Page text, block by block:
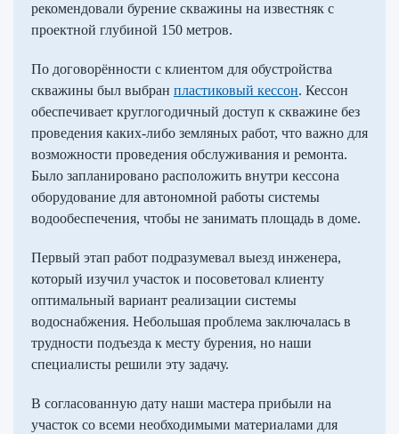
рекомендовали бурение скважины на известняк с
проектной глубиной 150 метров.
По договорённости с клиентом для обустройства
скважины был выбран пластиковый кессон. Кессон
обеспечивает круглогодичный доступ к скважине без
проведения каких-либо земляных работ, что важно для
возможности проведения обслуживания и ремонта.
Было запланировано расположить внутри кессона
оборудование для автономной работы системы
водообеспечения, чтобы не занимать площадь в доме.
Первый этап работ подразумевал выезд инженера,
который изучил участок и посоветовал клиенту
оптимальный вариант реализации системы
водоснабжения. Небольшая проблема заключалась в
трудности подъезда к месту бурения, но наши
специалисты решили эту задачу.
В согласованную дату наши мастера прибыли на
участок со всеми необходимыми материалами для